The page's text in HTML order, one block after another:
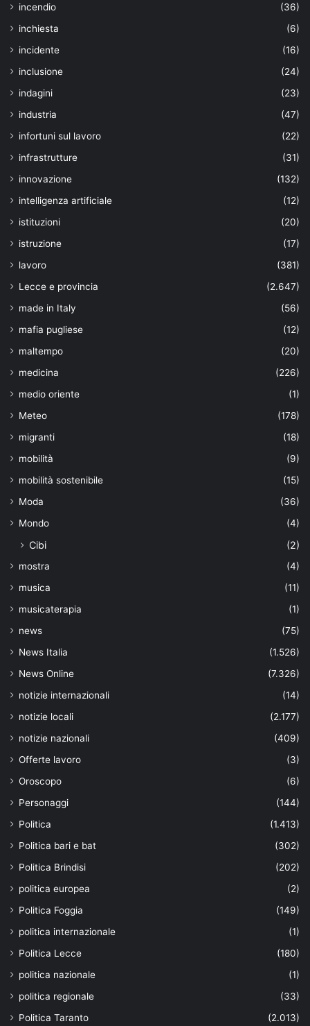
incendio
(36)
inchiesta
(6)
incidente
(16)
inclusione
(24)
indagini
(23)
industria
(47)
infortuni sul lavoro
(22)
infrastrutture
(31)
innovazione
(132)
intelligenza artificiale
(12)
istituzioni
(20)
istruzione
(17)
lavoro
(381)
Lecce e provincia
(2.647)
made in Italy
(56)
mafia pugliese
(12)
maltempo
(20)
medicina
(226)
medio oriente
(1)
Meteo
(178)
migranti
(18)
mobilità
(9)
mobilità sostenibile
(15)
Moda
(36)
Mondo
(4)
Cibi (2)
mostra
(4)
musica
(11)
musicaterapia
(1)
news
(75)
News Italia
(1.526)
News Online
(7.326)
notizie internazionali
(14)
notizie locali
(2.177)
notizie nazionali
(409)
Offerte lavoro
(3)
Oroscopo
(6)
Personaggi
(144)
Politica
(1.413)
Politica bari e bat
(302)
Politica Brindisi
(202)
politica europea
(2)
Politica Foggia
(149)
politica internazionale
(1)
Politica Lecce
(180)
politica nazionale
(1)
politica regionale
(33)
Politica Taranto
(2.013)